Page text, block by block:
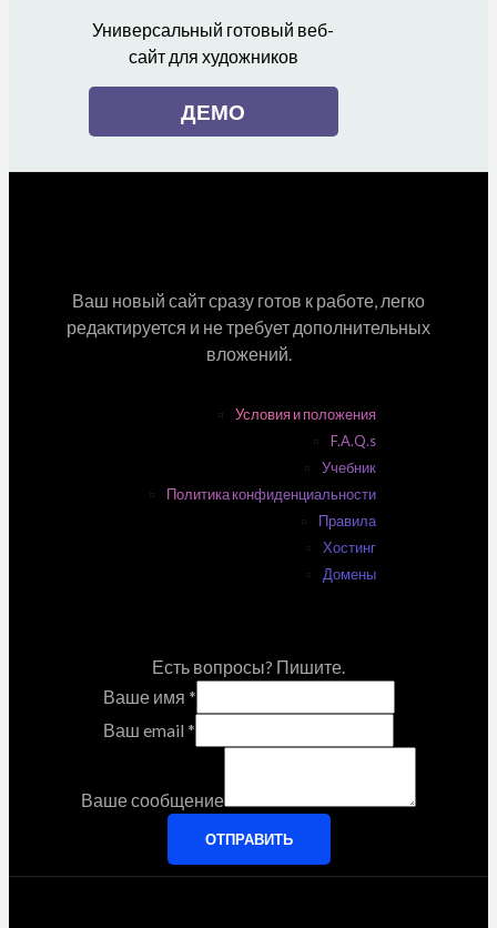
Универсальный готовый веб-
сайт для художников
ДЕМО
Ваш новый сайт сразу готов к работе, легко
редактируется и не требует дополнительных
вложений.
Условия и положения
F.A.Q.s
Учебник
Политика конфиденциальности
Правила
Хостинг
Домены
Есть вопросы? Пишите.
Ваше имя *
Ваш email *
Ваше сообщение
ОТПРАВИТЬ